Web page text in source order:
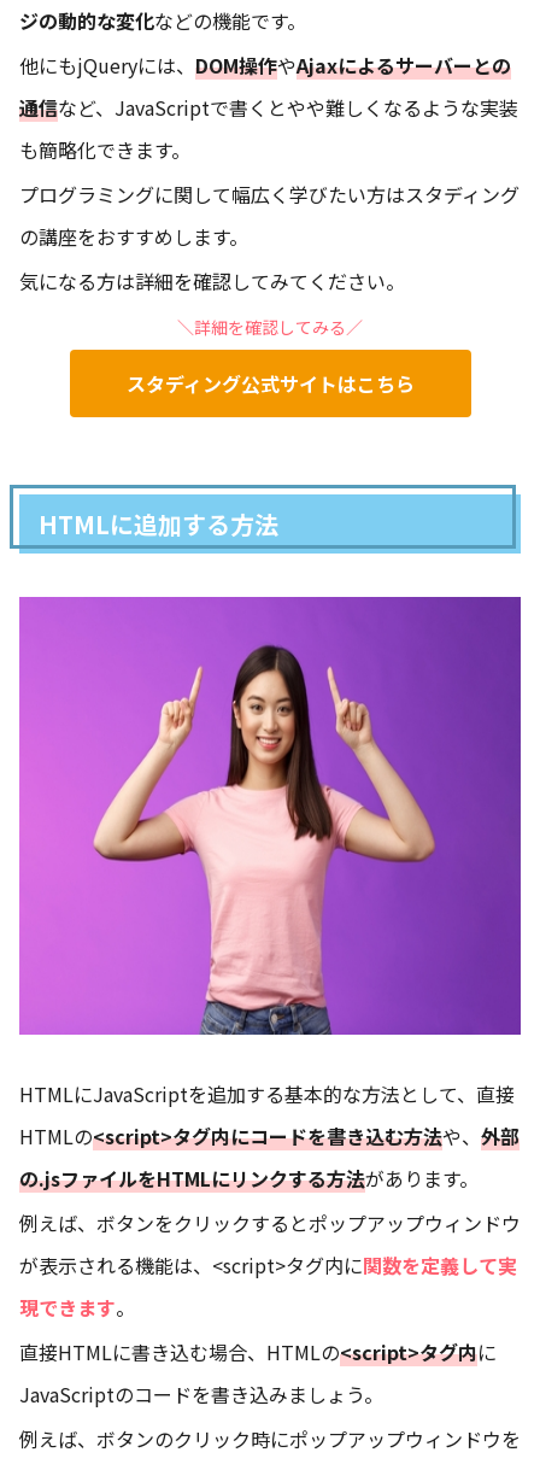
ジの動的な変化などの機能です。
他にもjQueryには、 DOM操作やAjaxによるサーバーとの
通信など、JavaScriptで書くとやや難しくなるような実装
も簡略化できます。
プログラミングに関して幅広く学びたい方はスタディング
の講座をおすすめします。
気になる方は詳細を確認してみてください。
＼詳細を確認してみる／
スタディング公式サイトはこちら
HTMLに追加する方法
HTMLにJavaScriptを追加する基本的な方法として、直接
HTMLの<script>タグ内にコードを書き込む方法や、 外部
の.jsファイルをHTMLにリンクする方法があります。
例えば、ボタンをクリックするとポップアップウィンドウ
が表示される機能は、<script>タグ内に関数を定義して実
現できます。
直接HTMLに書き込む場合、HTMLの<script>タグ内に
JavaScriptのコードを書き込みましょう。
例えば、ボタンのクリック時にポップアップウィンドウを